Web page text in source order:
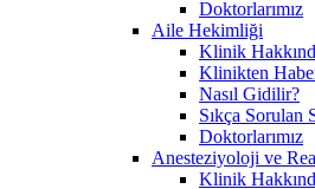
Doktorlarımız
Aile Hekimliği
Klinik
Klinikten
Nasıl Gidilir?
Sıkça Sorulan
Doktorlarımız
Anesteziyoloji ve
Klinik